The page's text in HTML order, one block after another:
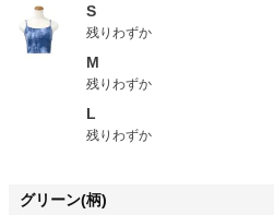
S
残りわずか
M
残りわずか
L
残りわずか
グリーン(柄)